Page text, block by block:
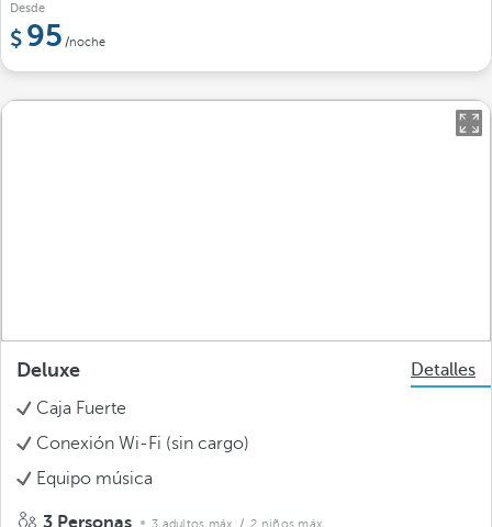
Desde
95 /noche
Deluxe
Detalles
Caja Fuerte
Conexión Wi-Fi (sin cargo)
Equipo música
3 Personas